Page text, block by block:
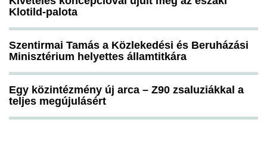
Klotild-palota
Szentirmai Tamás a Közlekedési és Beruházási
Minisztérium helyettes államtitkára
Egy közintézmény új arca – Z90 zsaluziákkal a
teljes megújulásért